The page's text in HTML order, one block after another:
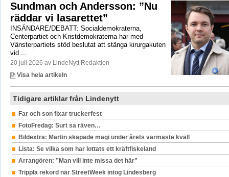
Sundman och Andersson: ”Nu
räddar vi lasarettet”
INSÄNDARE/DEBATT: Socialdemokraterna,
Centerpartiet och Kristdemokraterna har med
Vänsterpartiets stöd beslutat att stänga kirurgakuten
vid ...
20 juli 2026 av LindeNytt Redaktion
Visa hela artikeln
Tidigare artiklar från Lindenytt
Far och son fixar truckerfest
FotoFredag: Surt sa räven…
Bildextra: Martin skapade magi under årets varmaste kväll
Lista: Se vilka som har lottats ett kräftfiskeland
Arrangören: ”Man vill inte missa det här”
Trippla rekord när StreetWeek intog Lindesberg